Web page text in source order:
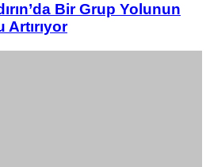
Bir Grup Yolunun